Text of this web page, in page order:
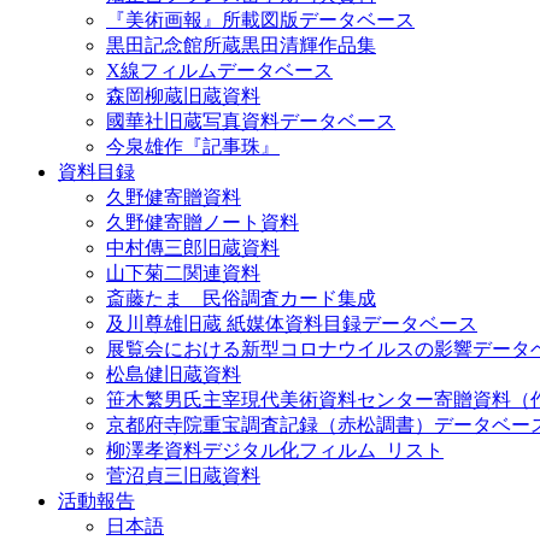
『美術画報』所載図版データベース
黒田記念館所蔵黒田清輝作品集
X線フィルムデータベース
森岡柳蔵旧蔵資料
國華社旧蔵写真資料データベース
今泉雄作『記事珠』
資料目録
久野健寄贈資料
久野健寄贈ノート資料
中村傳三郎旧蔵資料
山下菊二関連資料
斎藤たま 民俗調査カード集成
及川尊雄旧蔵 紙媒体資料目録データベース
展覧会における新型コロナウイルスの影響データ
松島健旧蔵資料
笹木繁男氏主宰現代美術資料センター寄贈資料（
京都府寺院重宝調査記録（赤松調書）データベー
柳澤孝資料デジタル化フィルム_リスト
菅沼貞三旧蔵資料
活動報告
日本語